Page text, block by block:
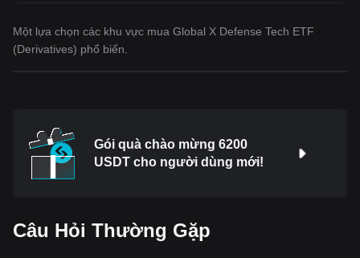
Một lựa chọn các khu vực mua Global X Defense Tech ETF
(Derivatives) phổ biến.
Gói quà chào mừng 6200
USDT cho người dùng mới!
Câu Hỏi Thường Gặp